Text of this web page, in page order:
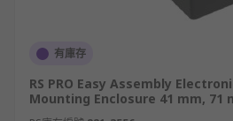
有庫存
RS PRO Easy Assembly
Mounting Enclosure 41 mm, 71